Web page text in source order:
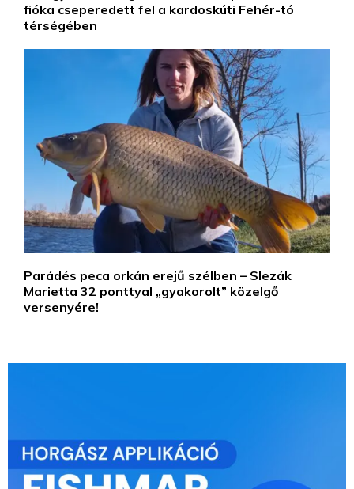
fióka cseperedett fel a kardoskúti Fehér-tó
térségében
Parádés peca orkán erejű szélben – Slezák
Marietta 32 ponttyal „gyakorolt” közelgő
versenyére!